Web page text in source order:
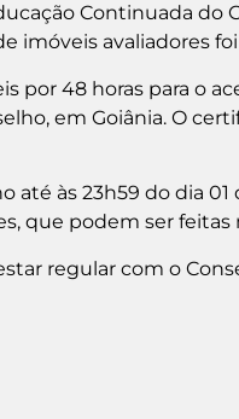
Continuada
imóveis avaliadores
48 horas para o
em Goiânia. O
até às 23h59 do dia
que podem ser feitas
regular com o